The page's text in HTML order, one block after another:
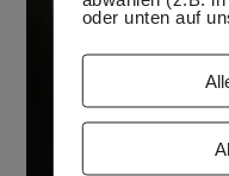
oder unten auf